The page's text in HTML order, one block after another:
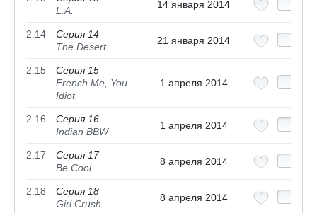
L.A.
14 января 2014
2.14
Серия 14
The Desert
21 января 2014
2.15
Серия 15
French Me, You
Idiot
1 апреля 2014
2.16
Серия 16
Indian BBW
1 апреля 2014
2.17
Серия 17
Be Cool
8 апреля 2014
2.18
Серия 18
Girl Crush
8 апреля 2014